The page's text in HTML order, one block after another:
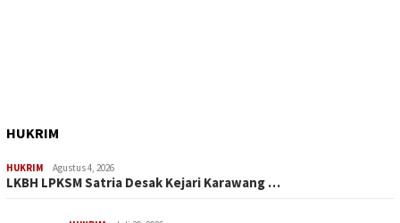
HUKRIM
HUKRIM Agustus 4, 2026
LKBH LPKSM Satria Desak Kejari Karawang …